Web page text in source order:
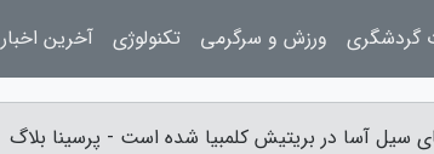
سیل آسا در بریتیش کلمبیا شده است - پرسینا بلاگ
گردشگری ورزش و سرگرمی تکنولوژی آخرین اخبار